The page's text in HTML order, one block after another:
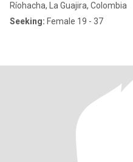
Ríohacha, La Guajira, Colombia
Seeking: Female 19 - 37